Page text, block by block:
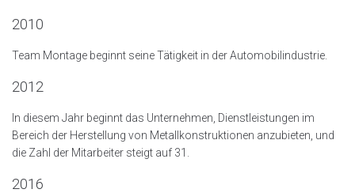
2010
Team Montage beginnt seine Tätigkeit in der Automobilindustrie.
2012
In diesem Jahr beginnt das Unternehmen, Dienstleistungen im
Bereich der Herstellung von Metallkonstruktionen anzubieten, und
die Zahl der Mitarbeiter steigt auf 31.
2016